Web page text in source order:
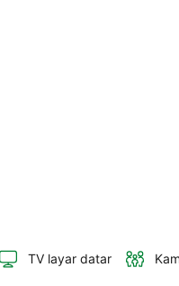
TV layar datar